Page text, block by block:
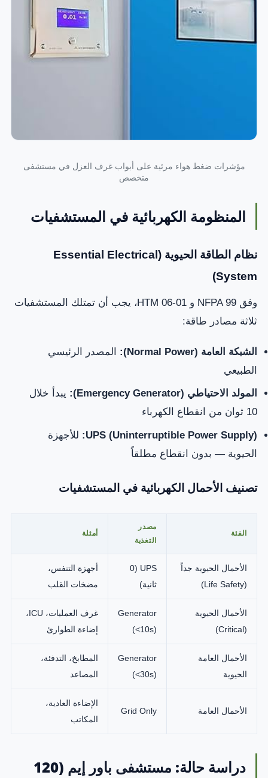
مؤشرات ضغط هواء مرئية على أبواب غرف العزل في مستشفى
متخصص
المنظومة الكهربائية في المستشفيات
نظام الطاقة الحيوية (Essential Electrical
System)
وفق NFPA 99 و HTM 06-01، يجب أن تمتلك المستشفيات
ثلاثة مصادر طاقة:
الشبكة العامة (Normal Power):
المصدر الرئيسي
الطبيعي
المولد الاحتياطي (Emergency Generator):
يبدأ خلال
10 ثوان من انقطاع الكهرباء
UPS (Uninterruptible Power Supply):
للأجهزة
الحيوية — بدون انقطاع مطلقاً
تصنيف الأحمال الكهربائية في المستشفيات
الفئة
مصدر
التغذية
أمثلة
الأحمال الحيوية جداً
(Life Safety)
UPS (0
ثانية)
أجهزة التنفس،
مضخات القلب
الأحمال الحيوية
(Critical)
Generator
(<10s)
غرف العمليات، ICU،
إضاءة الطوارئ
الأحمال العامة
الحيوية
Generator
(<30s)
المطابخ، التدفئة،
المصاعد
الأحمال العامة Grid Only
الإضاءة العادية،
المكاتب
دراسة حالة: مستشفى باور إيم (120